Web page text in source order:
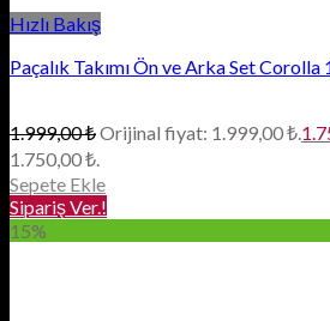
Hızlı Bakış
Paçalık Takımı Ön ve Arka Set
1.999,00₺Orijinal fiyat: 1.999,00 ₺.
1.750,00 ₺.
Sepete Ekle
Sipariş Ver.!
15%